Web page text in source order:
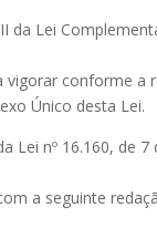
da Lei
vigorar conforme a
Único desta Lei.
Lei nº 16.160, de
a seguinte